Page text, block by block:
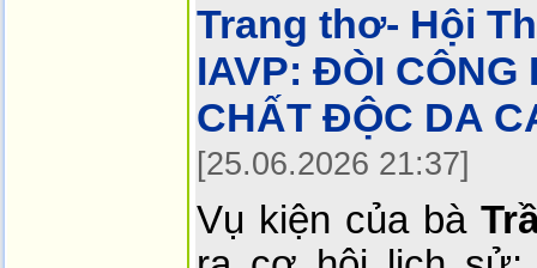
Trang thơ- Hội
IAVP: ĐÒI CÔNG
CHẤT ĐỘC DA
[25.06.2026 21:37]
Vụ kiện của bà